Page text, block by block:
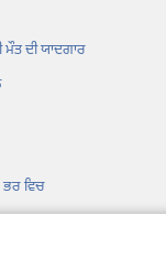
ਮੌਤ ਦੀ ਯਾਦਗਾਰ
ਵਿਚ